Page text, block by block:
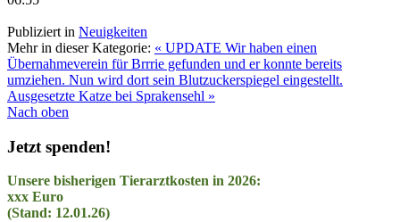
Publiziert in Neuigkeiten
Mehr in dieser Kategorie: « UPDATE Wir haben einen
Übernahmeverein für Brrrie gefunden und er konnte bereits
umziehen. Nun wird dort sein Blutzuckerspiegel eingestellt.
Ausgesetzte Katze bei Sprakensehl »
Nach oben
Jetzt spenden!
Unsere bisherigen Tierarztkosten in 2026:
xxx Euro
(Stand: 12.01.26)